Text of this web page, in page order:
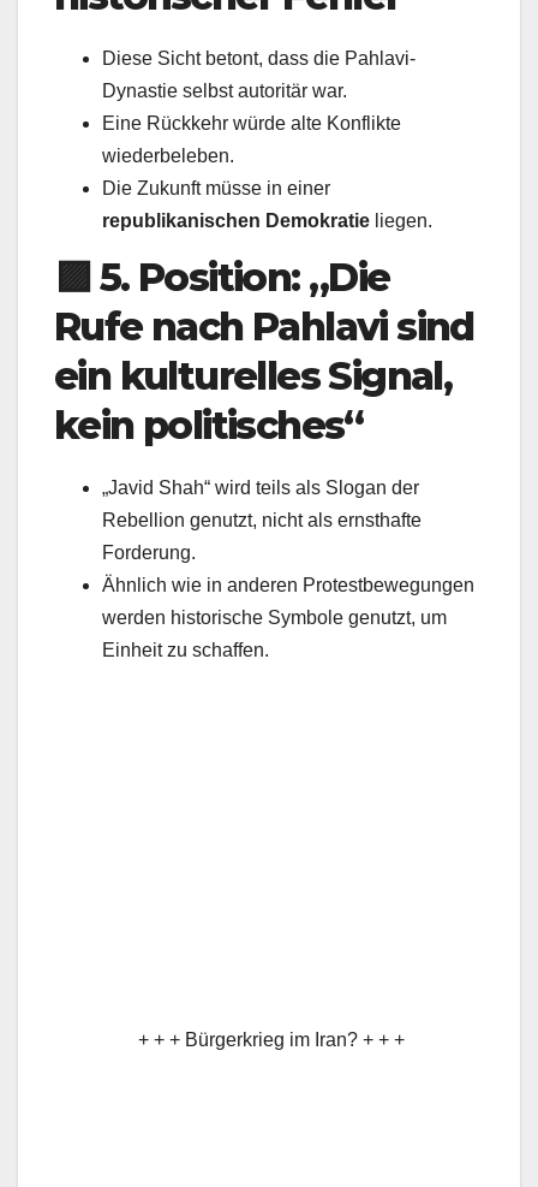
Diese Sicht betont, dass die Pahlavi-
Dynastie selbst autoritär war.
Eine Rückkehr würde alte Konflikte
wiederbeleben.
Die Zukunft müsse in einer
republikanischen Demokratie liegen.
🟪5. Position: „Die
Rufe nach Pahlavi sind
ein kulturelles Signal,
kein politisches“
„Javid Shah“ wird teils als Slogan der
Rebellion genutzt, nicht als ernsthafte
Forderung.
Ähnlich wie in anderen Protestbewegungen
werden historische Symbole genutzt, um
Einheit zu schaffen.
+ + + Bürgerkrieg im Iran? + + +